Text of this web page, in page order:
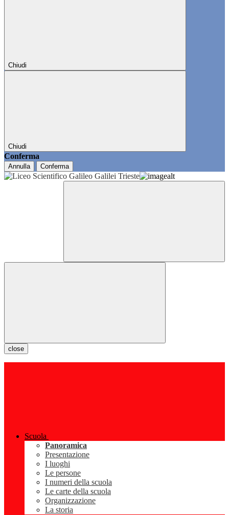
Chiudi
Chiudi
Conferma
Annulla Conferma
close
Scuola
Panoramica
Presentazione
I luoghi
Le persone
I numeri della scuola
Le carte della scuola
Organizzazione
La storia